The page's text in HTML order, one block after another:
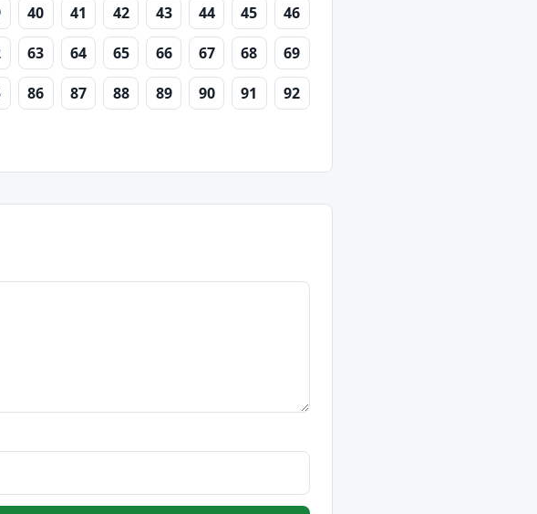
40 41 42 43 44 45
46
63 64 65 66 67 68
69
86 87 88 89 90 91
92